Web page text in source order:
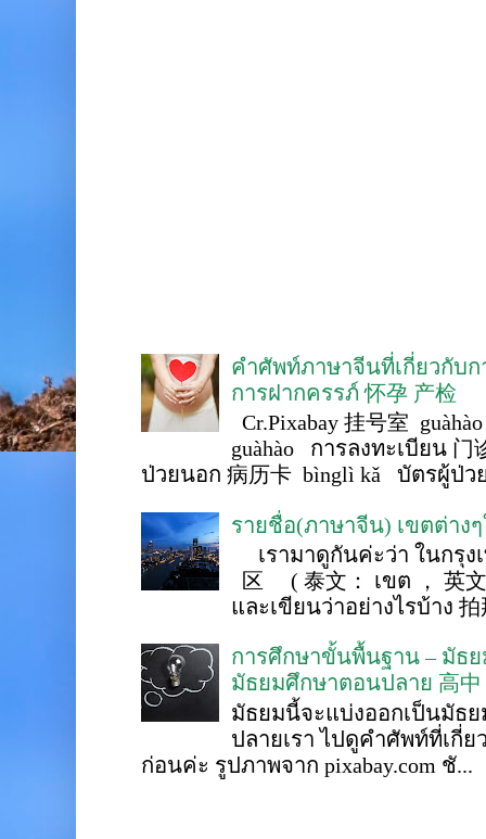
คำศัพท์ภาษาจีนที่เกี่ยวกับ
การฝากครรภ์ 怀孕 产检
Cr.Pixabay 挂号室
guàhào การลงทะเบียน 门
ป่วยนอก 病历卡 bìnglì kǎ บัตรผู้ป่ว
รายชื่อ(ภาษาจีน) เขตต่าง
เรามาดูกันค่ะว่า ในกรุง
区 ( 泰文： เขต ， 英
และเขียนว่าอย่างไรบ้าง 拍
การศึกษาขั้นพื้นฐาน – มัธ
มัธยมศึกษาตอนปลาย 高中
มัธยมนี้จะแบ่งออกเป็นมัธ
ปลายเรา ไปดูคำศัพท์ที่เกี่
ก่อนค่ะ รูปภาพจาก pixabay.com ชั...